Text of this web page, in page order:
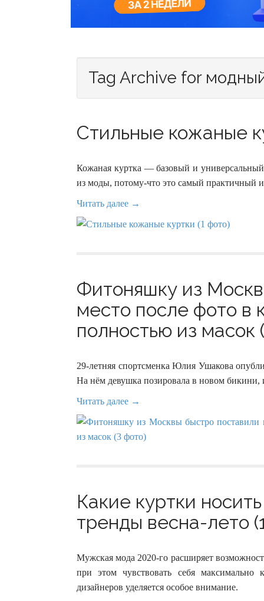
Tag Archive for
Стильные кожаные
Кожаная куртка — базовый и
из моды, потому-что это самый практичный
Читать далее →
Фитоняшку из
место после фото в
полностью из масок
29-летняя спортсменка Юлия Ушакова
На нём девушка позировала в новом бикини,
Читать далее →
Какие куртки
тренды весна-лето
Мужская мода 2020-го расширяет
при этом чувствовать себя
дизайнеров уделяется особое внимание.